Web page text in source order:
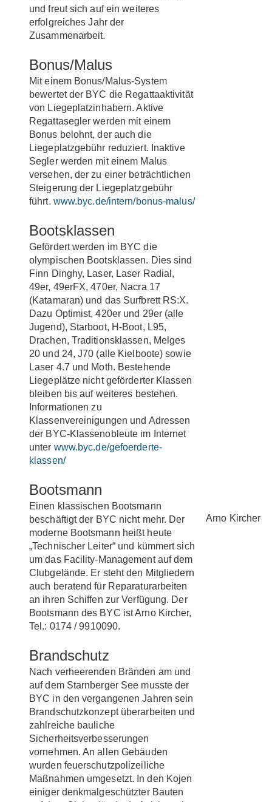
und freut sich auf ein weiteres
erfolgreiches Jahr der
Zusammenarbeit.
Bonus/Malus
Mit einem Bonus/Malus-System
bewertet der BYC die Regattaaktivität
von Liegeplatzinhabern. Aktive
Regattasegler werden mit einem
Bonus belohnt, der auch die
Liegeplatzgebühr reduziert. Inaktive
Segler werden mit einem Malus
versehen, der zu einer beträchtlichen
Steigerung der Liegeplatzgebühr
führt. www.byc.de/intern/bonus-malus/
Bootsklassen
Gefördert werden im BYC die
olympischen Bootsklassen. Dies sind
Finn Dinghy, Laser, Laser Radial,
49er, 49erFX, 470er, Nacra 17
(Katamaran) und das Surfbrett RS:X.
Dazu Optimist, 420er und 29er (alle
Jugend), Starboot, H-Boot, L95,
Drachen, Traditionsklassen, Melges
20 und 24, J70 (alle Kielboote) sowie
Laser 4.7 und Moth. Bestehende
Liegeplätze nicht geförderter Klassen
bleiben bis auf weiteres bestehen.
Informationen zu
Klassenvereinigungen und Adressen
der BYC-Klassenobleute im Internet
unter www.byc.de/gefoerderte-
klassen/
Bootsmann
Einen klassischen Bootsmann
beschäftigt der BYC nicht mehr. Der
moderne Bootsmann heißt heute
„Technischer Leiter“ und kümmert sich
um das Facility-Management auf dem
Clubgelände. Er steht den Mitgliedern
auch beratend für Reparaturarbeiten
an ihren Schiffen zur Verfügung. Der
Bootsmann des BYC ist Arno Kircher,
Tel.: 0174 / 9910090.
Arno Kircher
Brandschutz
Nach verheerenden Bränden am und
auf dem Starnberger See musste der
BYC in den vergangenen Jahren sein
Brandschutzkonzept überarbeiten und
zahlreiche bauliche
Sicherheitsverbesserungen
vornehmen. An allen Gebäuden
wurden feuerschutzpolizeiliche
Maßnahmen umgesetzt. In den Kojen
einiger denkmalgeschützter Bauten